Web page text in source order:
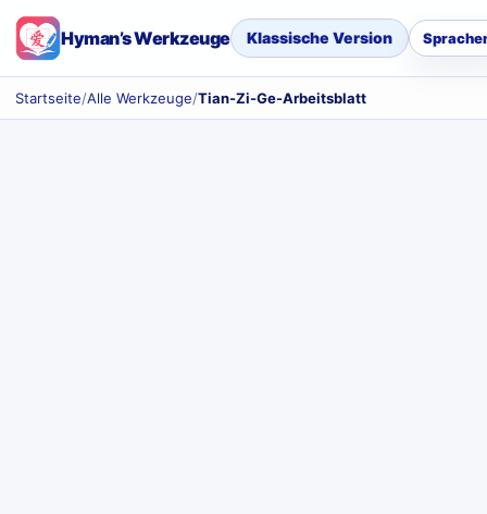
Hyman’s Werkzeuge Klassische Version
Startseite/Alle Werkzeuge/Tian-Zi-Ge-Arbeitsblatt